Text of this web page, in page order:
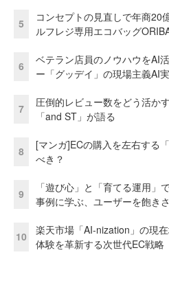
5
コンセプトの見直しで年商
ルフレジ専用エコバッグ
6
ベテラン店員のノウハウをAI
ー「グッデイ」の現場主義AI
7
圧倒的レビュー数をどう活か
「and ST」が語る
8
[マンガ]ECの購入を左右する
べき？
9
「遊び心」と「育てる運用
事例に学ぶ、ユーザーを飽き
10
楽天市場「AI-nization」の現
体験を革新する次世代EC戦略